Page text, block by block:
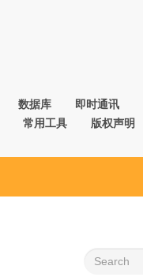
数据库 即时通讯
常用工具 版权声明